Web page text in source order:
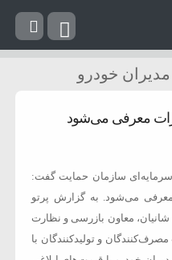
مدیران خودرو
معرفی می‌شود
سرمایه‌ای سازمان حمایت گفت:
می‌شود. به گزارش پرتو
معاون بازرسی و نظارت
و تولیدکنندگان با